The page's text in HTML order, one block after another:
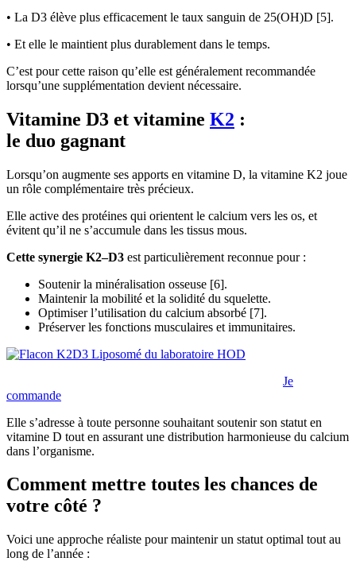
• La D3 élève plus efficacement le taux sanguin de 25(OH)D [5].
• Et elle le maintient plus durablement dans le temps.
C’est pour cette raison qu’elle est généralement recommandée
lorsqu’une supplémentation devient nécessaire.
Vitamine D3 et vitamine K2 :
le duo gagnant
Lorsqu’on augmente ses apports en vitamine D, la vitamine K2 joue
un rôle complémentaire très précieux.
Elle active des protéines qui orientent le calcium vers les os, et
évitent qu’il ne s’accumule dans les tissus mous.
Cette synergie K2–D3 est particulièrement reconnue pour :
Soutenir la minéralisation osseuse [6].
Maintenir la mobilité et la solidité du squelette.
Optimiser l’utilisation du calcium absorbé [7].
Préserver les fonctions musculaires et immunitaires.
Je
commande
Elle s’adresse à toute personne souhaitant soutenir son statut en
vitamine D tout en assurant une distribution harmonieuse du calcium
dans l’organisme.
Comment mettre toutes les chances de
votre côté ?
Voici une approche réaliste pour maintenir un statut optimal tout au
long de l’année :